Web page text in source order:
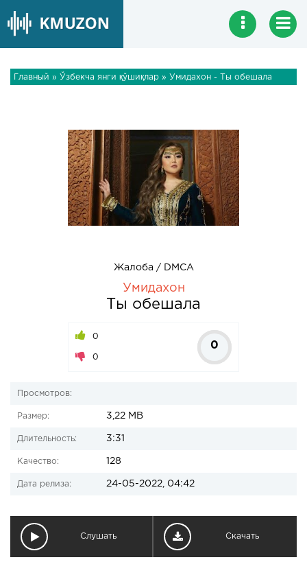
Главный » Ўзбекча янги қўшиқлар » Умидахон - Ты обешала
Жалоба / DMCA
Умидахон
Ты обешала
0
0
0
Просмотров:
Размер: 3,22 MB
Длительность: 3:31
Качество: 128
Дата релиза: 24-05-2022, 04:42
Слушать Скачать